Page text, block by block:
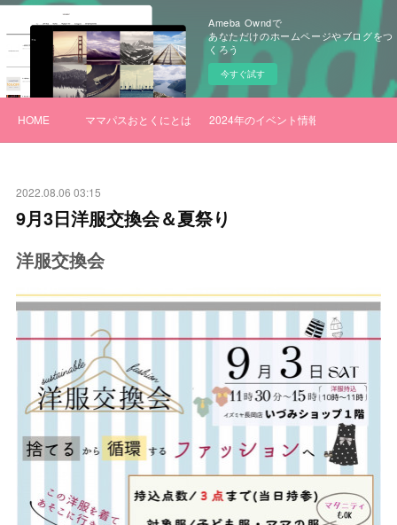
Ameba Owndで
あなただけのホームページやブログをつ
くろう
今すぐ試す
HOME ママパスおとくにとは 2024年のイベント情報
2022.08.06 03:15
9月3日洋服交換会＆夏祭り
洋服交換会